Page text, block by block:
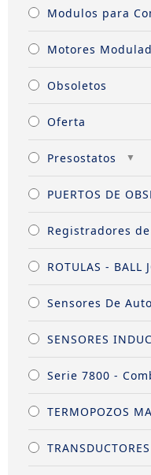
Modulos para
Motores
Obsoletos
Oferta
Presostatos
PUERTOS DE
Registradores
ROTULAS - BALL
Sensores De
SENSORES
Serie 7800 -
TERMOPOZOS